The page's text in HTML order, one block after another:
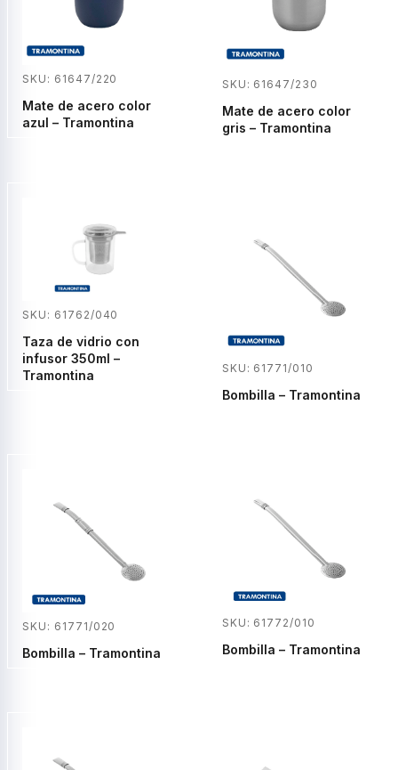
SKU: 61647/220
Mate de acero color
azul – Tramontina
SKU: 61647/230
Mate de acero color
gris – Tramontina
SKU: 61762/040
Taza de vidrio con
infusor 350ml –
Tramontina
SKU: 61771/010
Bombilla – Tramontina
SKU: 61771/020
Bombilla – Tramontina
SKU: 61772/010
Bombilla – Tramontina